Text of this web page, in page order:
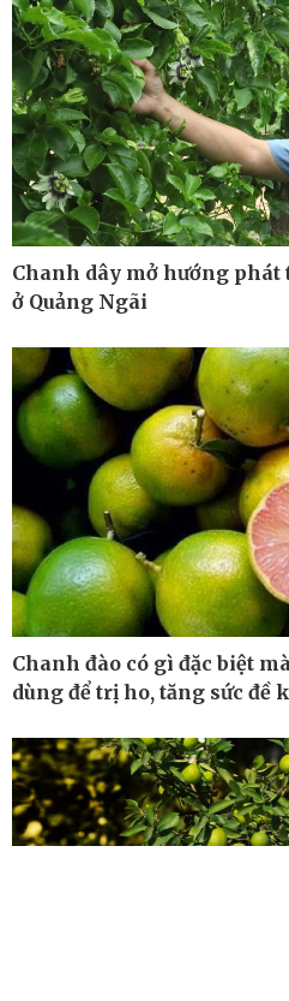
Ô tô
Xe máy
Tư vấn
Chanh dây mở hướng
ở Quảng Ngãi
Chanh đào có gì đặc biệt
dùng để trị ho, tăng sức đề